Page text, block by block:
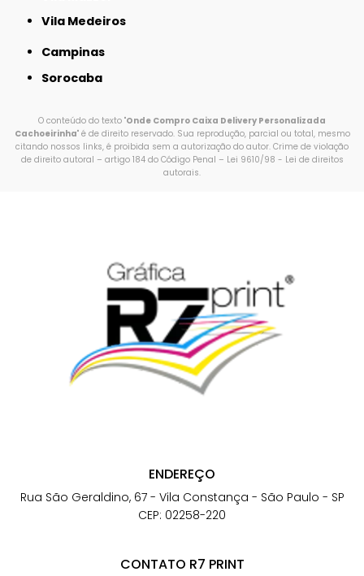
Vila Medeiros
Campinas
Sorocaba
O conteúdo do texto "Onde Compro Caixa Delivery Personalizada
Cachoeirinha" é de direito reservado. Sua reprodução, parcial ou total, mesmo
citando nossos links, é proibida sem a autorização do autor. Crime de violação
de direito autoral – artigo 184 do Código Penal – Lei 9610/98 - Lei de direitos
autorais.
ENDEREÇO
Rua São Geraldino, 67 - Vila Constança - São Paulo - SP
CEP: 02258-220
CONTATO R7 PRINT